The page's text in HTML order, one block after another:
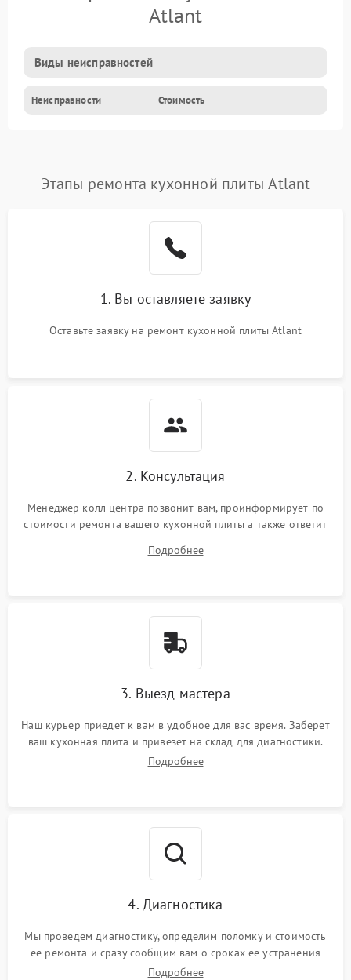
Atlant
Виды неисправностей
Неисправности Стоимость
Этапы ремонта кухонной плиты Atlant
1. Вы оставляете заявку
Оставьте заявку на ремонт кухонной плиты Atlant
2. Консультация
Менеджер колл центра позвонит вам, проинформирует по
стоимости ремонта вашего кухонной плиты а также ответит
Подробнее
3. Выезд мастера
Наш курьер приедет к вам в удобное для вас время. Заберет
ваш кухонная плита и привезет на склад для диагностики.
Подробнее
4. Диагностика
Мы проведем диагностику, определим поломку и стоимость
ее ремонта и сразу сообщим вам о сроках ее устранения
Подробнее